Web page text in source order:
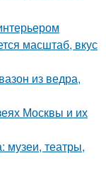
масштаб, вкус
из ведра,
Москвы и их
музеи, театры,